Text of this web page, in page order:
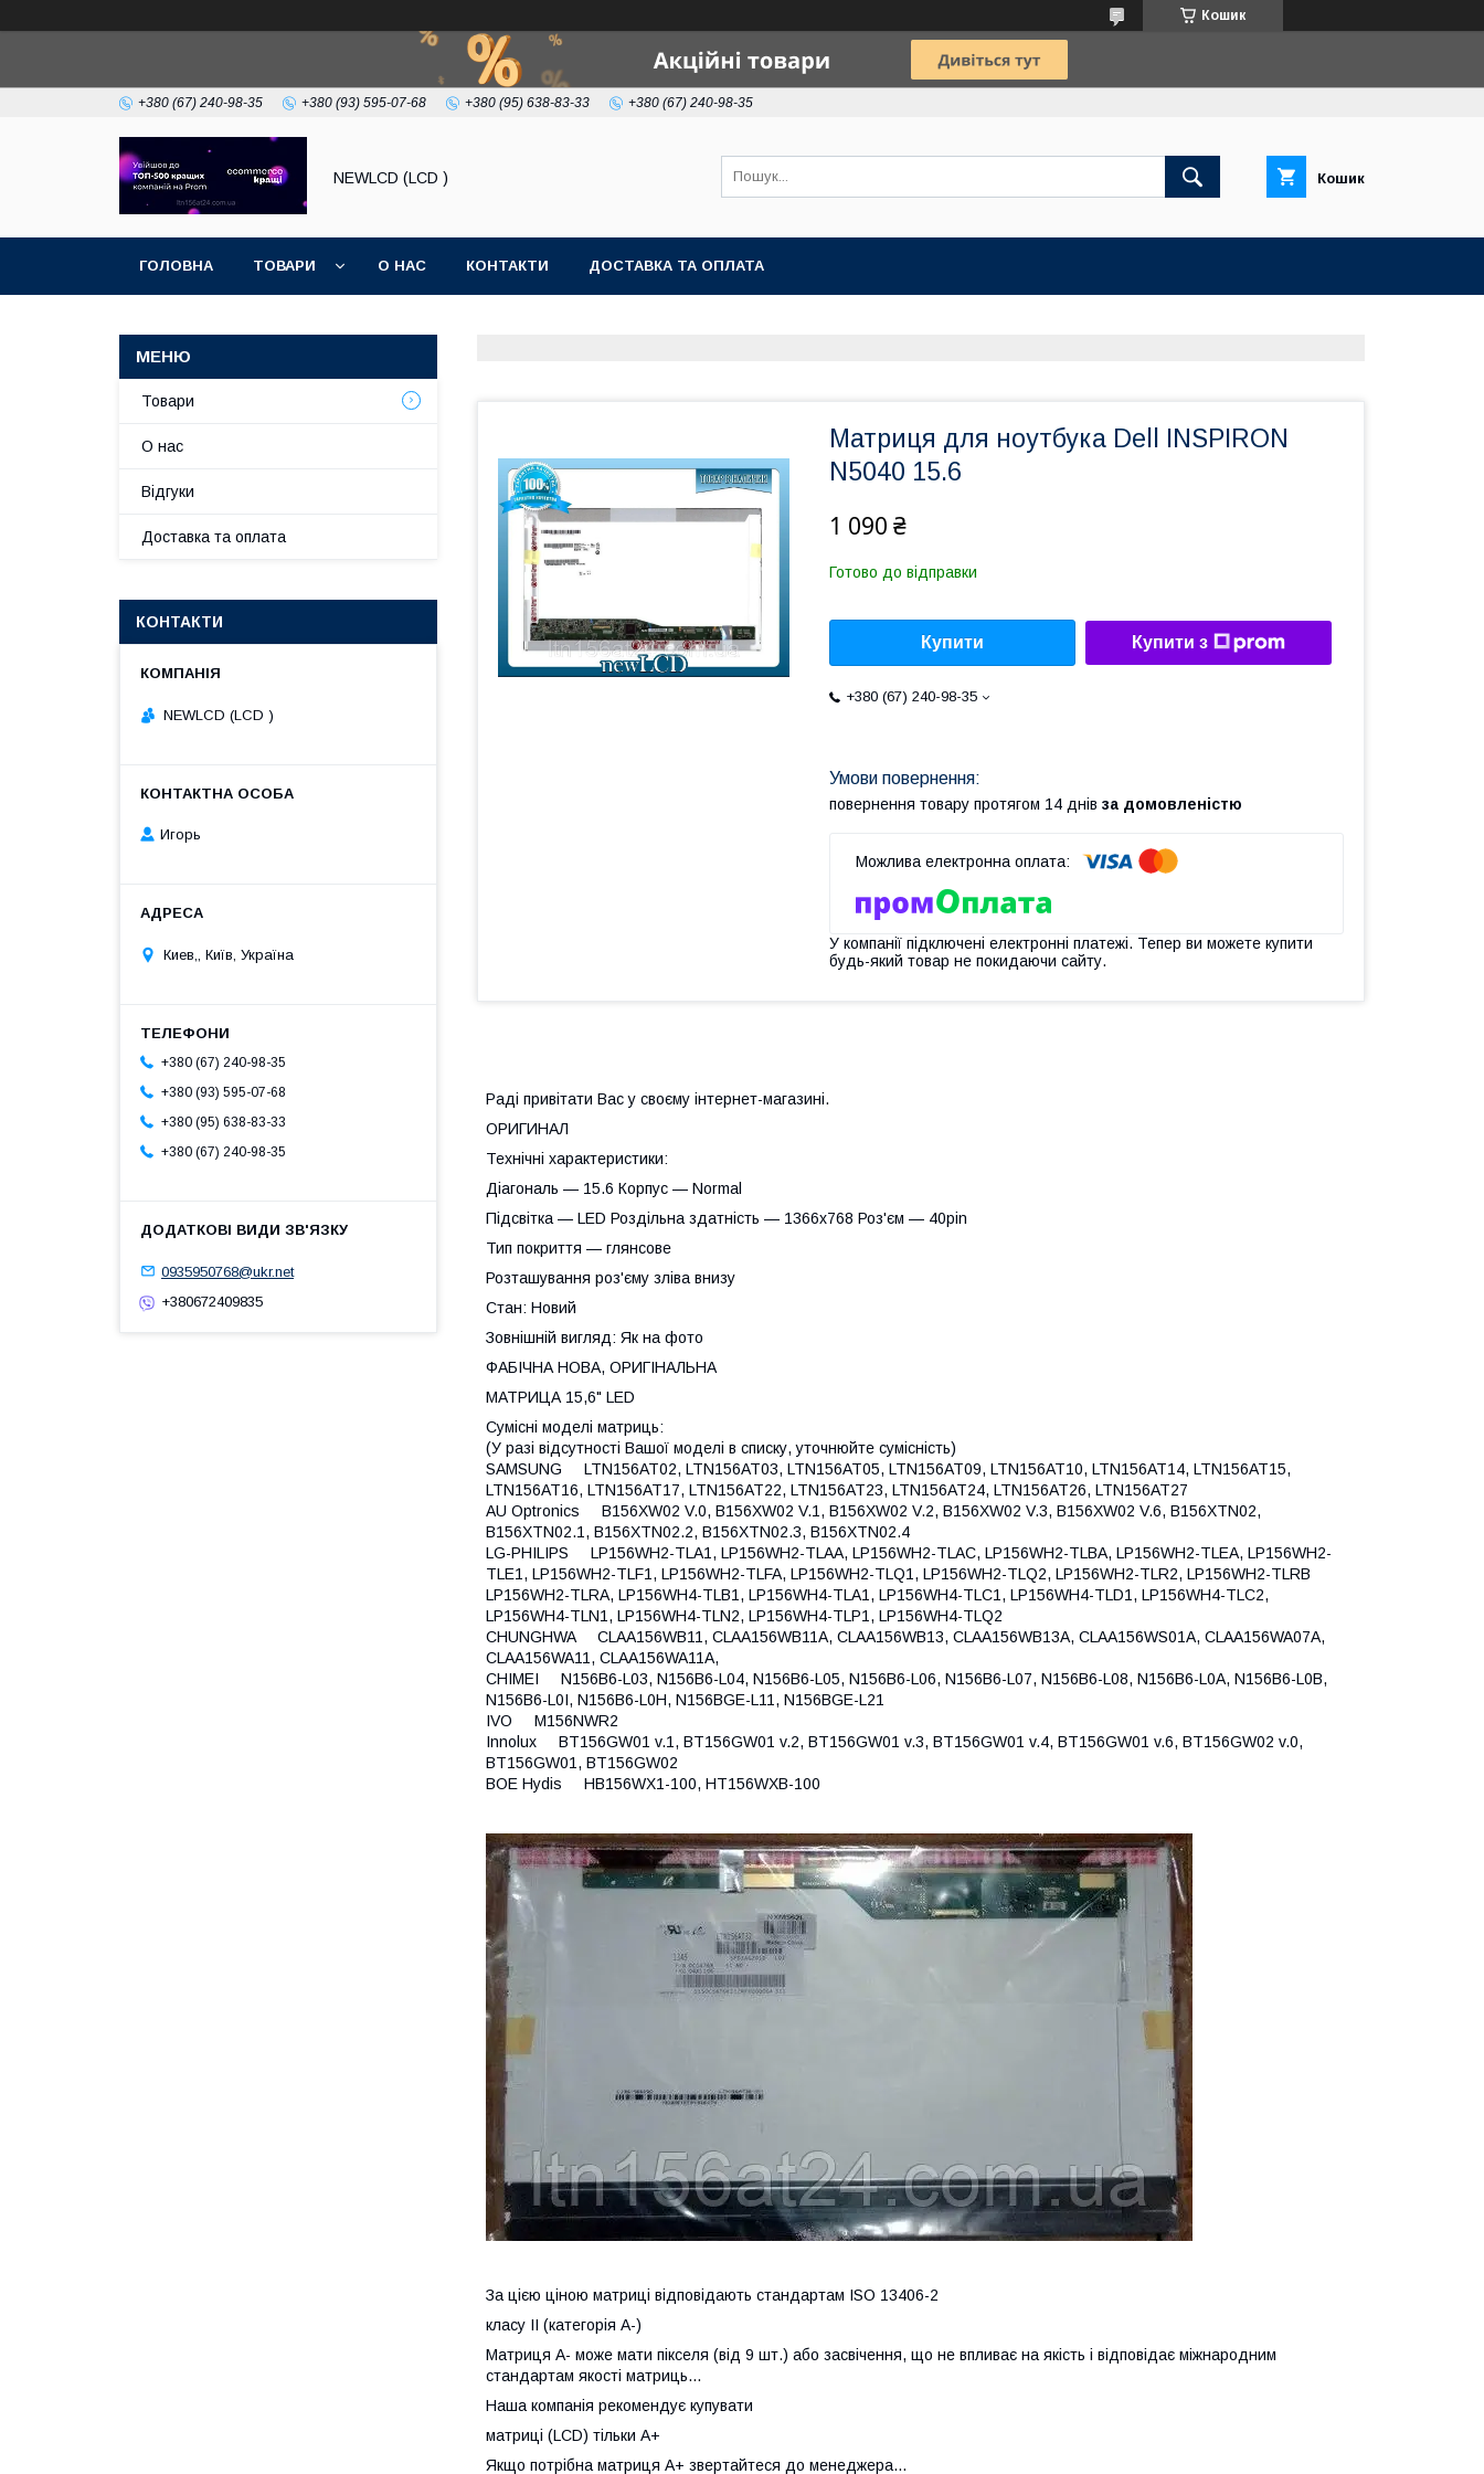
Кошик
+380 (67) 240-98-35 +380 (93) 595-07-68 +380 (95) 638-83-33 +380 (67) 240-98-35
NEWLCD (LCD ) Кошик
ГОЛОВНА ТОВАРИ О НАС КОНТАКТИ ДОСТАВКА ТА ОПЛАТА
Матриця для ноутбука Dell INSPIRON
N5040 15.6
1 090 ₴
Готово до відправки
Купити Купити з
+380 (67) 240-98-35
повернення товару протягом 14 днів за домовленістю
У компанії підключені електронні платежі. Тепер ви можете купити
будь-який товар не покидаючи сайту.
Раді привітати Вас у своєму інтернет-магазині.
ОРИГИНАЛ
Технічні характеристики:
Діагональ — 15.6 Корпус — Normal
Підсвітка — LED Роздільна здатність — 1366х768 Роз'єм — 40pin
Тип покриття — глянсове
Розташування роз'єму зліва внизу
Стан: Новий
Зовнішній вигляд: Як на фото
ФАБІЧНА НОВА, ОРИГІНАЛЬНА
МАТРИЦА 15,6" LED
Сумісні моделі матриць:
(У разі відсутності Вашої моделі в списку, уточнюйте сумісність)
SAMSUNG LTN156AT02, LTN156AT03, LTN156AT05, LTN156AT09, LTN156AT10, LTN156AT14, LTN156AT15,
LTN156AT16, LTN156AT17, LTN156AT22, LTN156AT23, LTN156AT24, LTN156AT26, LTN156AT27
AU Optronics B156XW02 V.0, B156XW02 V.1, B156XW02 V.2, B156XW02 V.3, B156XW02 V.6, B156XTN02,
B156XTN02.1, B156XTN02.2, B156XTN02.3, B156XTN02.4
LG-PHILIPS LP156WH2-TLA1, LP156WH2-TLAA, LP156WH2-TLAC, LP156WH2-TLBA, LP156WH2-TLEA, LP156WH2-
TLE1, LP156WH2-TLF1, LP156WH2-TLFA, LP156WH2-TLQ1, LP156WH2-TLQ2, LP156WH2-TLR2, LP156WH2-TLRB
LP156WH2-TLRA, LP156WH4-TLB1, LP156WH4-TLA1, LP156WH4-TLC1, LP156WH4-TLD1, LP156WH4-TLC2,
LP156WH4-TLN1, LP156WH4-TLN2, LP156WH4-TLP1, LP156WH4-TLQ2
CHUNGHWA CLAA156WB11, CLAA156WB11A, CLAA156WB13, CLAA156WB13A, CLAA156WS01A, CLAA156WA07A,
CLAA156WA11, CLAA156WA11A,
CHIMEI N156B6-L03, N156B6-L04, N156B6-L05, N156B6-L06, N156B6-L07, N156B6-L08, N156B6-L0A, N156B6-L0B,
N156B6-L0I, N156B6-L0H, N156BGE-L11, N156BGE-L21
IVO M156NWR2
Innolux BT156GW01 v.1, BT156GW01 v.2, BT156GW01 v.3, BT156GW01 v.4, BT156GW01 v.6, BT156GW02 v.0,
BT156GW01, BT156GW02
BOE Hydis HB156WX1-100, HT156WXB-100
За цією ціною матриці відповідають стандартам ISO 13406-2
класу II (категорія А-)
Матриця А- може мати пікселя (від 9 шт.) або засвічення, що не впливає на якість і відповідає міжнародним
стандартам якості матриць...
Наша компанія рекомендує купувати
матриці (LCD) тільки А+
Якщо потрібна матриця А+ звертайтеся до менеджера...
Товари
О нас
Відгуки
Доставка та оплата
КОНТАКТИ
NEWLCD (LCD )
Игорь
Киев,, Київ, Україна
+380 (67) 240-98-35
+380 (93) 595-07-68
+380 (95) 638-83-33
+380 (67) 240-98-35
0935950768@ukr.net
+380672409835